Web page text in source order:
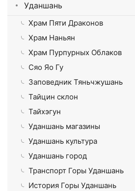
Уданшань
Храм Пяти Драконов
Храм Наньян
Храм Пурпурных Облаков
Сяо Яо Гу
Заповедник Тяньчжушань
Тайцин склон
Тайхэгун
Уданшань магазины
Уданшань культура
Уданшань город
Транспорт Горы Уданшань
История Горы Уданшань